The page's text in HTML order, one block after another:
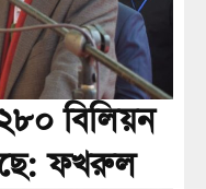
বিলিয়ন
ফখরুল